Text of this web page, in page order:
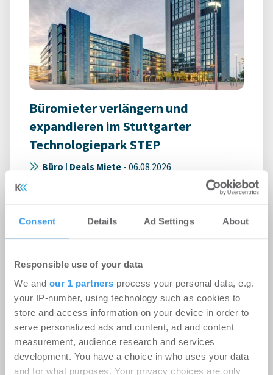
Consent Details Ad Settings About
Responsible use of your data
We and our 1 partners process your personal data, e.g.
your IP-number, using technology such as cookies to
store and access information on your device in order to
serve personalized ads and content, ad and content
measurement, audience research and services
development. You have a choice in who uses your data
and for what purposes. Your privacy choices are only
Büromieter verlängern und
expandieren im Stuttgarter
Technologiepark STEP
Büro | Deals Miete - 06.08.2026
Union Investment schließt Mietverträge über 3.500